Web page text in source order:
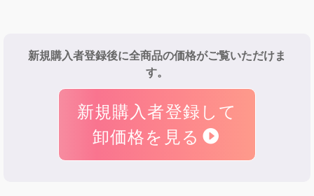
新規購入者登録後に全商品の価格がご覧いただけま
す。
新規購入者登録して
卸価格を見る